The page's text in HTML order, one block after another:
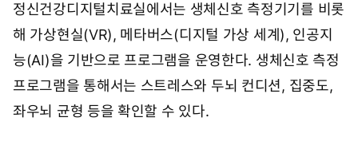
정신건강디지털치료실에서는 생체신호 측정기기를 비롯
해 가상현실(VR), 메타버스(디지털 가상 세계), 인공지
능(AI)을 기반으로 프로그램을 운영한다. 생체신호 측정
프로그램을 통해서는 스트레스와 두뇌 컨디션, 집중도,
좌우뇌 균형 등을 확인할 수 있다.